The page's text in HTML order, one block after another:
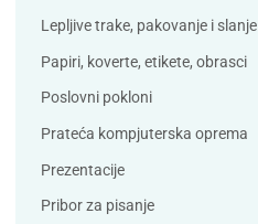
ELBA
Eleven
Elix Clean
Falken
Flieger
Fun Range
Han
Lepljive trake, pakovanje i slanje
Papiri, koverte, etikete, obrasci
Poslovni pokloni
Prateća kompjuterska oprema
Prezentacije
Pribor za pisanje